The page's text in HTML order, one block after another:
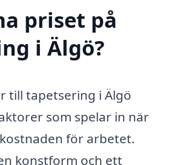
priset på
i Älgö?
till tapetsering i Älgö
som spelar in när
för arbetet.
konstform och ett